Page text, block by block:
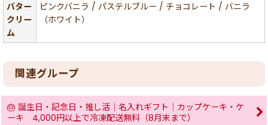
バター
クリー
ム
ピンクバニラ / パステルブルー / チョコレート / バニラ
（ホワイト）
関連グループ
🎂 誕生日・記念日・推し活｜名入れギフト｜カップケーキ・ケ
ーキ 4,000円以上で冷凍配送無料（8月末まで）